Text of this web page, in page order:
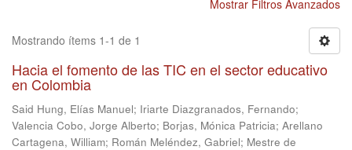
Mostrar Filtros Avanzados
Mostrando ítems 1-1 de 1
Hacia el fomento de las TIC en el sector educativo
en Colombia
Said Hung, Elías Manuel; Iriarte Diazgranados, Fernando;
Valencia Cobo, Jorge Alberto; Borjas, Mónica Patricia; Arellano
Cartagena, William; Román Meléndez, Gabriel; Mestre de